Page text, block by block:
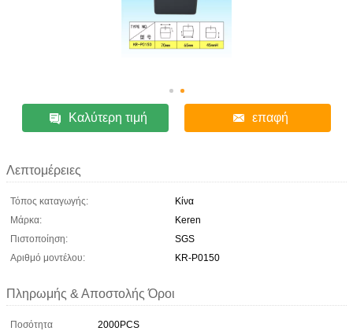
Καλύτερη τιμή επαφή
Λεπτομέρειες
Τόπος καταγωγής:
Κίνα
Μάρκα:
Keren
Πιστοποίηση:
SGS
Αριθμό μοντέλου:
KR-P0150
Πληρωμής & Αποστολής Όροι
Ποσότητα
2000PCS